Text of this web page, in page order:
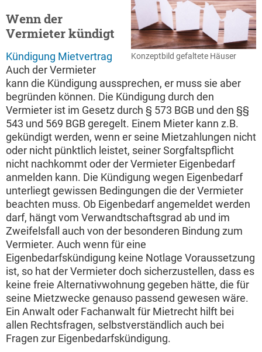
Konzeptbild gefaltete Häuser
Wenn der
Vermieter kündigt
Kündigung Mietvertrag
Auch der Vermieter
kann die Kündigung aussprechen, er muss sie aber
begründen können. Die Kündigung durch den
Vermieter ist im Gesetz durch § 573 BGB und den §§
543 und 569 BGB geregelt. Einem Mieter kann z.B.
gekündigt werden, wenn er seine Mietzahlungen nicht
oder nicht pünktlich leistet, seiner Sorgfaltspflicht
nicht nachkommt oder der Vermieter Eigenbedarf
anmelden kann. Die Kündigung wegen Eigenbedarf
unterliegt gewissen Bedingungen die der Vermieter
beachten muss. Ob Eigenbedarf angemeldet werden
darf, hängt vom Verwandtschaftsgrad ab und im
Zweifelsfall auch von der besonderen Bindung zum
Vermieter. Auch wenn für eine
Eigenbedarfskündigung keine Notlage Voraussetzung
ist, so hat der Vermieter doch sicherzustellen, dass es
keine freie Alternativwohnung gegeben hätte, die für
seine Mietzwecke genauso passend gewesen wäre.
Ein Anwalt oder Fachanwalt für Mietrecht hilft bei
allen Rechtsfragen, selbstverständlich auch bei
Fragen zur Eigenbedarfskündigung.